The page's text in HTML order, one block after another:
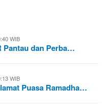
WIB
Pantau dan Perba…
WIB
Puasa Ramadha…